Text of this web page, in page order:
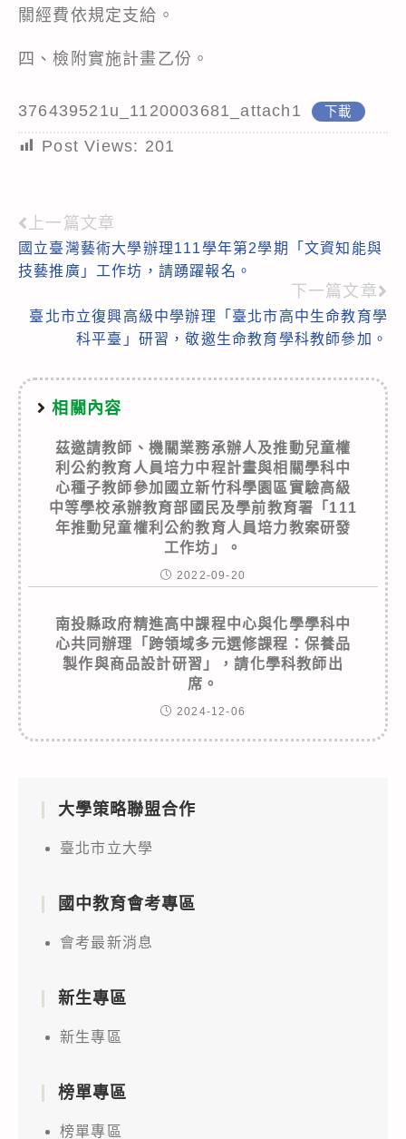
關經費依規定支給。
四、檢附實施計畫乙份。
376439521u_1120003681_attach1 下載
Post Views: 201
Read
more
上一篇文章
國立臺灣藝術大學辦理111學年第2學期「文資知能與
技藝推廣」工作坊，請踴躍報名。
下一篇文章
臺北市立復興高級中學辦理「臺北市高中生命教育學
科平臺」研習，敬邀生命教育學科教師參加。
相關內容
茲邀請教師、機關業務承辦人及推動兒童權
利公約教育人員培力中程計畫與相關學科中
心種子教師參加國立新竹科學園區實驗高級
中等學校承辦教育部國民及學前教育署「111
年推動兒童權利公約教育人員培力教案研發
工作坊」。
2022-09-20
南投縣政府精進高中課程中心與化學學科中
心共同辦理「跨領域多元選修課程：保養品
製作與商品設計研習」，請化學科教師出
席。
2024-12-06
大學策略聯盟合作
臺北市立大學
國中教育會考專區
會考最新消息
新生專區
新生專區
榜單專區
榜單專區